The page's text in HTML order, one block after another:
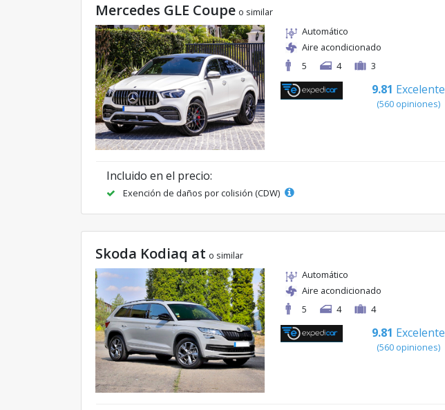
Mercedes GLE Coupe o similar
Automático
Aire acondicionado
5
4 3
9.81 Excelente
(560 opiniones)
Incluido en el precio:
Exención de daños por colisión (CDW)
Skoda Kodiaq at o similar
Automático
Aire acondicionado
5
4 4
9.81 Excelente
(560 opiniones)